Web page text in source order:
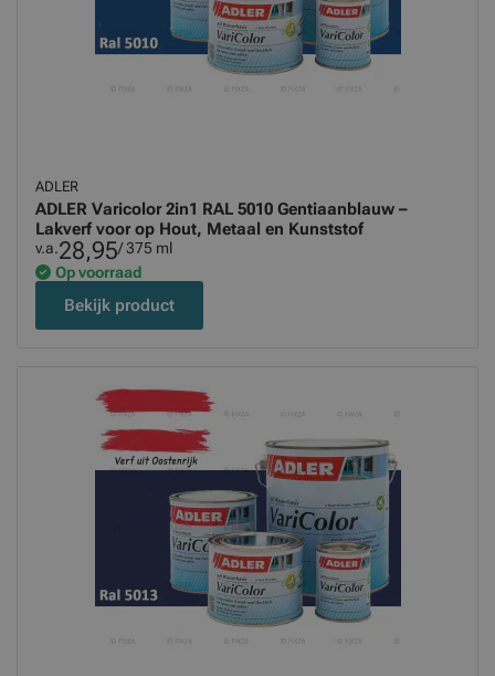
ADLER
ADLER Varicolor 2in1 RAL 5010 Gentiaanblauw –
Lakverf voor op Hout, Metaal en Kunststof
v.a.28,95/ 375 ml
Op voorraad
Bekijk product